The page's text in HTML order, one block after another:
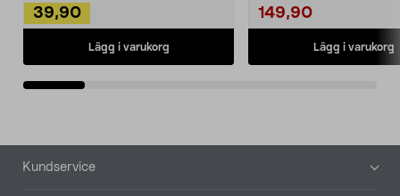
39,90
Lägg i varukorg
149,90
Lägg i varukorg
Sidfot
Kundservice